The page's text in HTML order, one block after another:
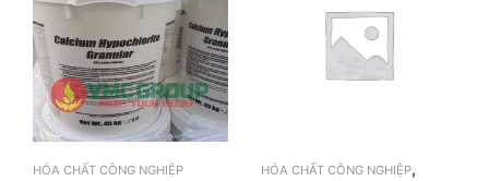
HÓA CHẤT CÔNG NGHIỆP HÓA CHẤT CÔNG NGHIỆP,